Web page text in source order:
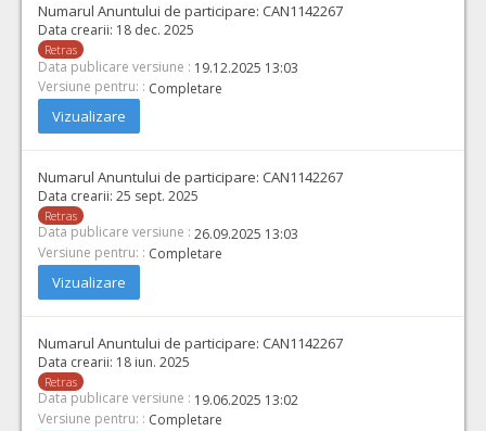
Numarul Anuntului de participare: CAN1142267
Data crearii: 18 dec. 2025
Retras
Data publicare versiune : 19.12.2025 13:03
Versiune pentru: : Completare
Vizualizare
Numarul Anuntului de participare: CAN1142267
Data crearii: 25 sept. 2025
Retras
Data publicare versiune : 26.09.2025 13:03
Versiune pentru: : Completare
Vizualizare
Numarul Anuntului de participare: CAN1142267
Data crearii: 18 iun. 2025
Retras
Data publicare versiune : 19.06.2025 13:02
Versiune pentru: : Completare